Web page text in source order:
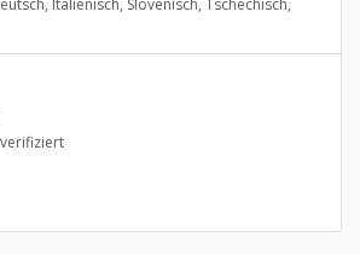
Italienisch, Slovenisch, Tschechisch,